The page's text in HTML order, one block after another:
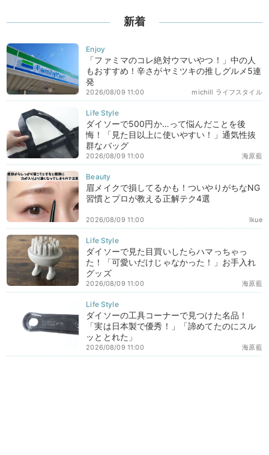
新着
「ファミマのコレ絶対ウマいやつ！」中の人
もおすすめ！辛さがヤミツキの推しグルメ5連
発
michill ライフスタイル
2026/08/09 11:00
ダイソーで500円か…って悩んだことを後
悔！「見た目以上に使いやすい！」通気性抜
群なバッグ
海原藍
2026/08/09 11:00
眉メイクで損してるかも！ついやりがちなNG
習慣とプロが教える正解テク4選
Ikue
2026/08/09 11:00
ダイソーで見た目買いしたらハマっちゃっ
た！「可愛いだけじゃなかった！」お手入れ
グッズ
海原藍
2026/08/09 11:00
ダイソーの工具コーナーで見つけた名品！
「実は日本製で優秀！」「諦めてたのにスル
ッととれた」
海原藍
2026/08/09 11:00